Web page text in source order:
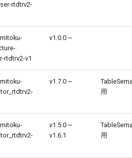
rtdtrv2-
rtdtrv2-v1
v1.0.0 ~
v1.7.0 ~
用
v1.5.0 ~
v1.6.1
用